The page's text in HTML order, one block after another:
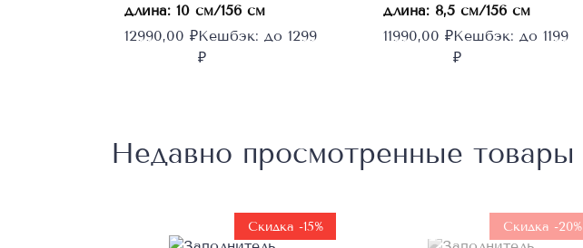
длина: 10 см/156 см
12990,00 ₽Кешбэк: до 1299
₽
длина: 8,5 см/156 см
11990,00 ₽Кешбэк: до 1199
₽
Недавно просмотренные товары
Скидка -15%
наличииСкидка -20%